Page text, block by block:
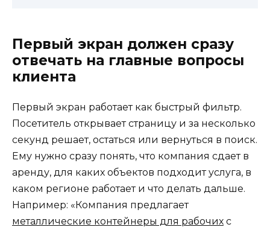
Первый экран должен сразу
отвечать на главные вопросы
клиента
Первый экран работает как быстрый фильтр.
Посетитель открывает страницу и за несколько
секунд решает, остаться или вернуться в поиск.
Ему нужно сразу понять, что компания сдает в
аренду, для каких объектов подходит услуга, в
каком регионе работает и что делать дальше.
Например: «Компания предлагает
металлические контейнеры для рабочих с